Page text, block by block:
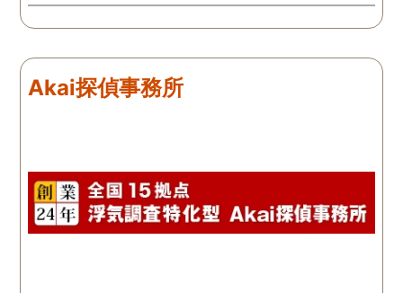
する関係の人でした。明
かに家の前を通るときに
りげなくゴミを捨ててお
り、まさに決定的瞬間を
Akai探偵事務所